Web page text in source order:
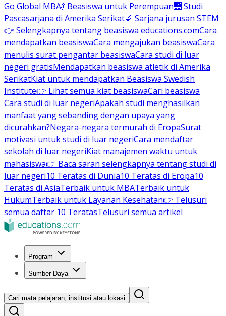
Go Global MBA💃 Beasiswa untuk Perempuan🌉 Studi
Pascasarjana di Amerika Serikat🔬 Sarjana jurusan STEM
👉 Selengkapnya tentang beasiswa educations.comCara
mendapatkan beasiswaCara mengajukan beasiswaCara
menulis surat pengantar beasiswaCara studi di luar
negeri gratisMendapatkan beasiswa atletik di Amerika
SerikatKiat untuk mendapatkan Beasiswa Swedish
Institute👉 Lihat semua kiat beasiswaCari beasiswa
Cara studi di luar negeriApakah studi menghasilkan
manfaat yang sebanding dengan upaya yang
dicurahkan?Negara-negara termurah di EropaSurat
motivasi untuk studi di luar negeriCara mendaftar
sekolah di luar negeriKiat manajemen waktu untuk
mahasiswa👉 Baca saran selengkapnya tentang studi di
luar negeri10 Teratas di Dunia10 Teratas di Eropa10
Teratas di AsiaTerbaik untuk MBATerbaik untuk
HukumTerbaik untuk Layanan Kesehatan👉 Telusuri
semua daftar 10 TeratasTelusuri semua artikel
Program
Sumber Daya
Cari mata pelajaran, institusi atau lokasi